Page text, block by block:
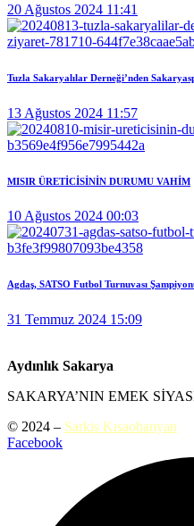
20 Ağustos 2024 11:41
Tuzla Sakaryalılar Derneği’nden
13 Ağustos 2024 11:57
MISIR ÜRETİCİSİNİN DURUMU VAHİM
10 Ağustos 2024 00:03
Agdaş, SATSO Futbol Turnuvası
31 Temmuz 2024 15:09
Aydınlık Sakarya
SAKARYA’NIN EMEK
© 2024 – Sarkis Kısaohanyan
Facebook